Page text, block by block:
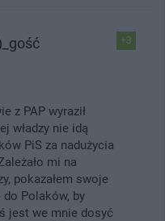
+3
z PAP wyraził
władzy nie idą
PiS za nadużycia
mi na
pokazałem swoje
do Polaków, by
jest we mnie dosyć